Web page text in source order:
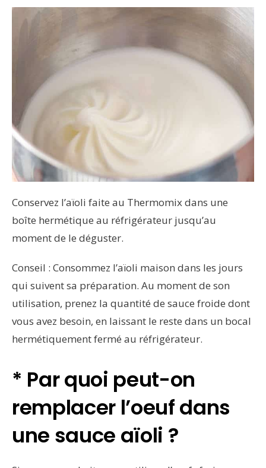
Conservez l’aïoli faite au Thermomix dans une
boîte hermétique au réfrigérateur jusqu’au
moment de le déguster.
Conseil : Consommez l’aïoli maison dans les jours
qui suivent sa préparation. Au moment de son
utilisation, prenez la quantité de sauce froide dont
vous avez besoin, en laissant le reste dans un bocal
hermétiquement fermé au réfrigérateur.
* Par quoi peut-on
remplacer l’oeuf dans
une sauce aïoli ?